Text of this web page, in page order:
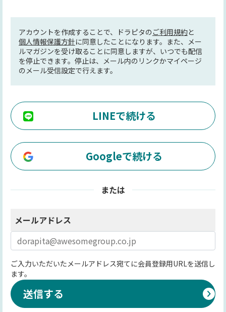
アカウントを作成することで、ドラピタの ご利用規約と
個人情報保護方針に同意したことになります。また、メー
ルマガジンを受け取ることに同意しますが、いつでも配信
を停止できます。停止は、メール内のリンクかマイページ
のメール受信設定で行えます。
LINEで続ける
Googleで続ける
または
メールアドレス
ご入力いただいたメールアドレス宛てに会員登録用URLを送信し
ます。
送信する